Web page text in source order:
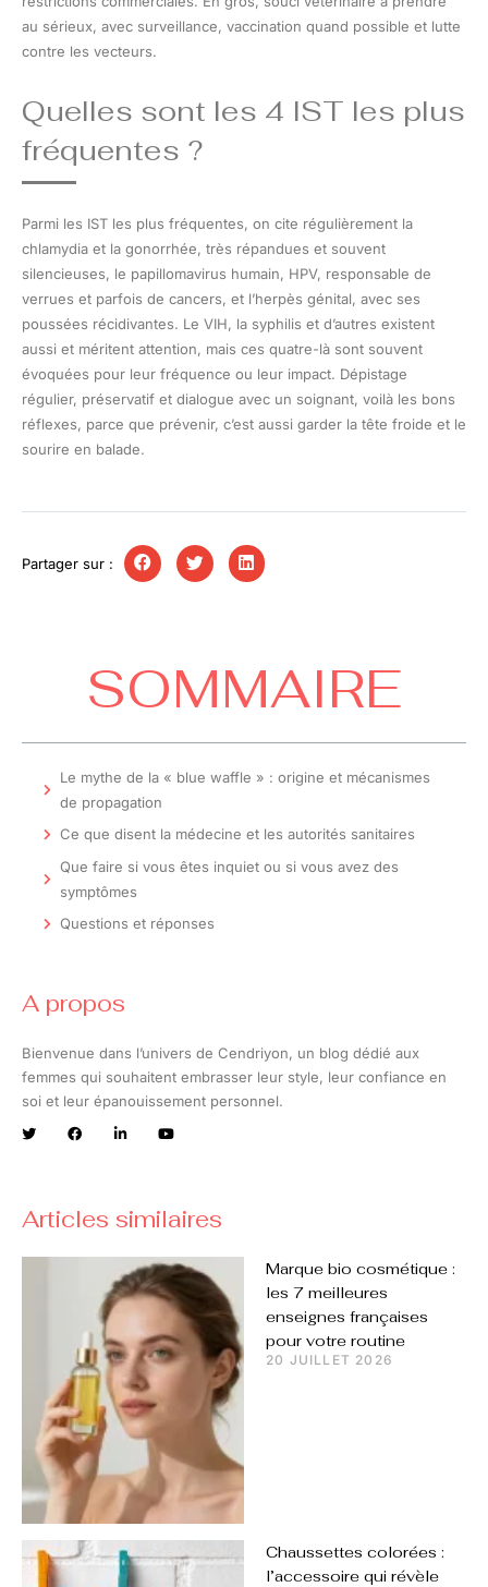
au sérieux, avec surveillance, vaccination quand possible et lutte
contre les vecteurs.
Quelles sont les 4 IST les plus
fréquentes ?
Parmi les IST les plus fréquentes, on cite régulièrement la
chlamydia et la gonorrhée, très répandues et souvent
silencieuses, le papillomavirus humain, HPV, responsable de
verrues et parfois de cancers, et l’herpès génital, avec ses
poussées récidivantes. Le VIH, la syphilis et d’autres existent
aussi et méritent attention, mais ces quatre-là sont souvent
évoquées pour leur fréquence ou leur impact. Dépistage
régulier, préservatif et dialogue avec un soignant, voilà les bons
réflexes, parce que prévenir, c’est aussi garder la tête froide et le
sourire en balade.
Partager sur :
SOMMAIRE
Le mythe de la « blue waffle » : origine et mécanismes
de propagation
Ce que disent la médecine et les autorités sanitaires
Que faire si vous êtes inquiet ou si vous avez des
symptômes
Questions et réponses
A propos
Bienvenue dans l’univers de Cendriyon, un blog dédié aux
femmes qui souhaitent embrasser leur style, leur confiance en
soi et leur épanouissement personnel.
Articles similaires
Marque bio cosmétique :
les 7 meilleures
enseignes françaises
pour votre routine
20 JUILLET 2026
Chaussettes colorées :
l’accessoire qui révèle